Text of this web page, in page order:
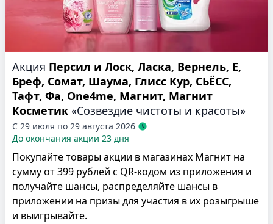
Акция Персил и Лоск, Ласка, Вернель, Е,
Бреф, Сомат, Шаума, Глисс Кур, СЬЁСС,
Тафт, Фа, One4me, Магнит, Магнит
Косметик «Созвездие чистоты и красоты»
С 29 июля по 29 августа 2026
До окончания акции 23 дня
Покупайте товары акции в магазинах Магнит на
сумму от 399 рублей c QR-кодом из приложения и
получайте шансы, распределяйте шансы в
приложении на призы для участия в их розыгрыше
и выигрывайте.